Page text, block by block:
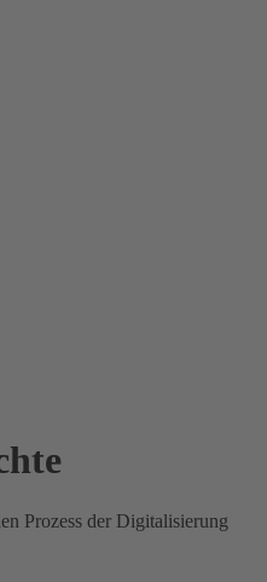
Prozess der Digitalisierung